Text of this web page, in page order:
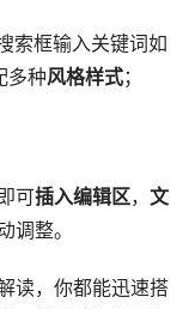
索框输入关键词如
多种风格样式；
可插入编辑区， 文
调整。
读，你都能迅速搭